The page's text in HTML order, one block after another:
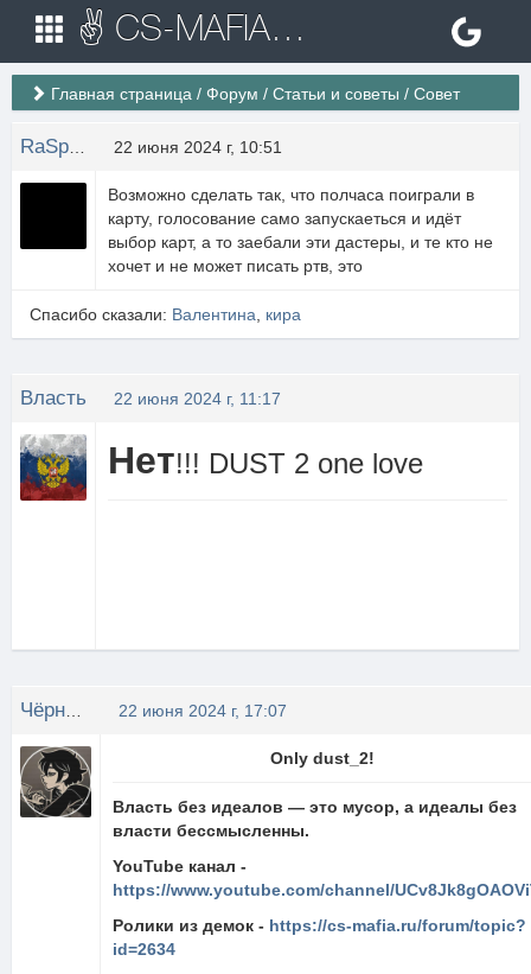
✌ CS-MAFIA.RU ✌ Игровые сервера Counter Strike 1.6
Главная страница / Форум / Статьи и советы / Совет
22 июня 2024 г, 10:51
Возможно сделать так, что полчаса поиграли в
карту, голосование само запускаеться и идёт
выбор карт, а то заебали эти дастеры, и те кто не
хочет и не может писать ртв, это
Спасибо сказали: Валентина кира
Власть 22 июня 2024 г, 11:17
Нет!!! DUST 2 one love
22 июня 2024 г, 17:07
Only dust_2!
Власть без идеалов — это мусор, а идеалы без
власти бессмысленны.
YouTube канал -
https://www.youtube.com/channel/
Ролики из демок - https://cs-mafia.ru/forum/topic?
id=2634